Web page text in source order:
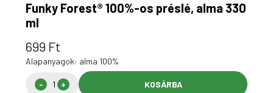
Funky Forest® 100%-os préslé, alma 330
ml
699 Ft
Alapanyagok: alma 100%
KOSÁRBA